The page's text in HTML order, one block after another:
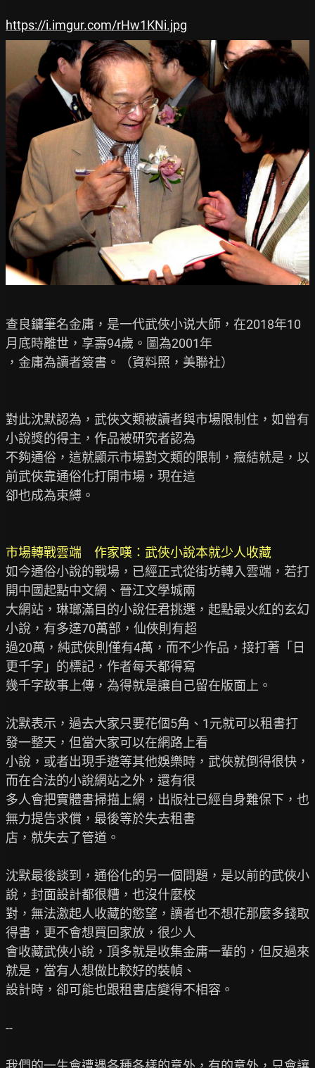
https://i.imgur.com/rHw1KNi.jpg
查良鏞筆名金庸，是一代武俠小说大師，在2018年10
月底時離世，享壽94歲。圖為2001年
，金庸為讀者簽書。（資料照，美聯社）
對此沈默認為，武俠文類被讀者與市場限制住，如曾有
小說獎的得主，作品被研究者認為
不夠通俗，這就顯示市場對文類的限制，癥結就是，以
前武俠靠通俗化打開市場，現在這
卻也成為束縛。
市場轉戰雲端　作家嘆：武俠小說本就少人收藏
如今通俗小說的戰場，已經正式從街坊轉入雲端，若打
開中國起點中文網、晉江文學城兩
大網站，琳瑯滿目的小說任君挑選，起點最火紅的玄幻
小說，有多達70萬部，仙俠則有超
過20萬，純武俠則僅有4萬，而不少作品，接打著「日
更千字」的標記，作者每天都得寫
幾千字故事上傳，為得就是讓自己留在版面上。
沈默表示，過去大家只要花個5角、1元就可以租書打
發一整天，但當大家可以在網路上看
小說，或者出現手遊等其他娛樂時，武俠就倒得很快，
而在合法的小說網站之外，還有很
多人會把實體書掃描上網，出版社已經自身難保下，也
無力提告求償，最後等於失去租書
店，就失去了管道。
沈默最後談到，通俗化的另一個問題，是以前的武俠小
說，封面設計都很糟，也沒什麼校
對，無法激起人收藏的慾望，讀者也不想花那麼多錢取
得書，更不會想買回家放，很少人
會收藏武俠小說，頂多就是收集金庸一輩的，但反過來
就是，當有人想做比較好的裝幀、
設計時，卻可能也跟租書店變得不相容。
--